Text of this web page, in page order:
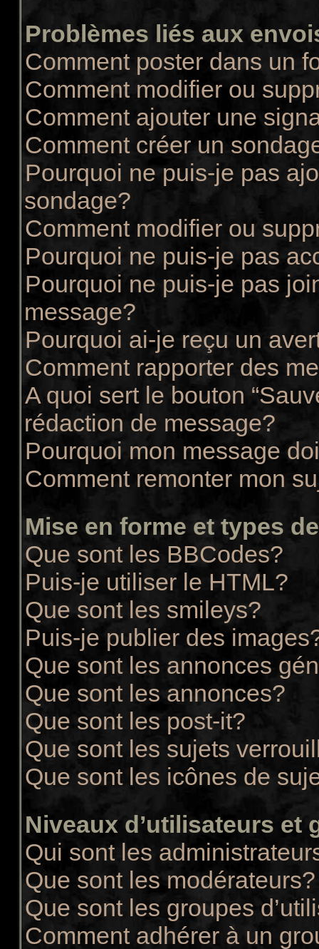
Problèmes liés aux
Comment poster dans un
Comment modifier ou
Comment ajouter une
Comment créer un
Pourquoi ne puis-je pas
sondage?
Comment modifier ou
Pourquoi ne puis-je pas
Pourquoi ne puis-je pas
message?
Pourquoi ai-je reçu un
Comment rapporter des
A quoi sert le bouton
rédaction de message?
Pourquoi mon message
Comment remonter mon
Mise en forme et types
Que sont les BBCodes?
Puis-je utiliser le HTML?
Que sont les smileys?
Puis-je publier des
Que sont les annonces
Que sont les annonces?
Que sont les post-it?
Que sont les sujets
Que sont les icônes de
Niveaux d’utilisateurs et
Qui sont les
Que sont les modérateurs?
Que sont les groupes
Comment adhérer à un